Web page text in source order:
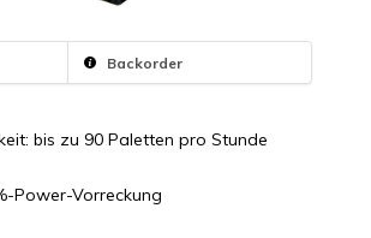
Backorder
bis zu 90 Paletten pro Stunde
Power-Vorreckung